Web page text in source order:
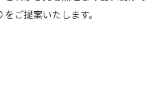
ご提案いたします。